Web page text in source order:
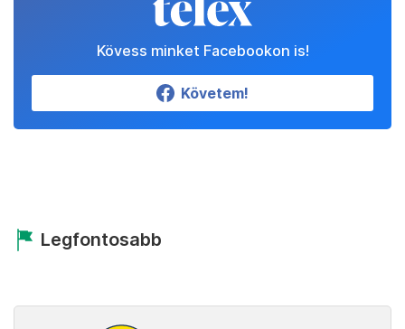
Kövess minket Facebookon is!
Követem!
Legfontosabb